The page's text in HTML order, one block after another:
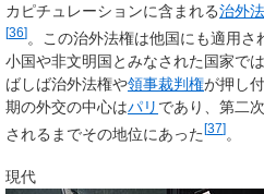
カピチュレーションに含まれる治外
[36]。この治外法権は他国にも適用
小国や非文明国とみなされた国家で
ばしば治外法権や領事裁判権が押し
期の外交の中心はパリ であり、第二
されるまでその地位にあった[37]。
現代